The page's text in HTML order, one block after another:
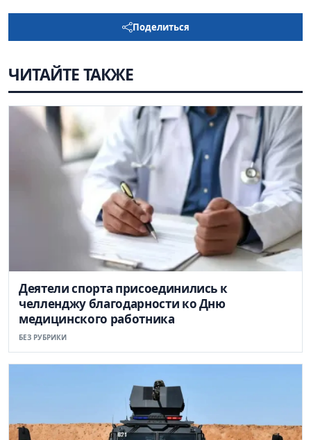
Поделиться
ЧИТАЙТЕ ТАКЖЕ
Деятели спорта присоединились к
челленджу благодарности ко Дню
медицинского работника
БЕЗ РУБРИКИ